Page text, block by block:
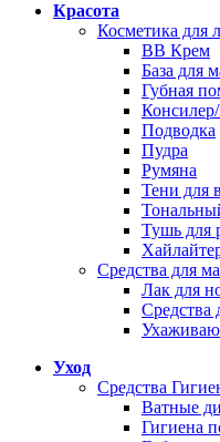
Красота
Косметика для
BB Крем
База для
Губная
Подводка
Пудра
Румяна
Тени для
Тушь для
Средства для
Лак для
Средства
Уход
Средства
Ватные
Гигиена